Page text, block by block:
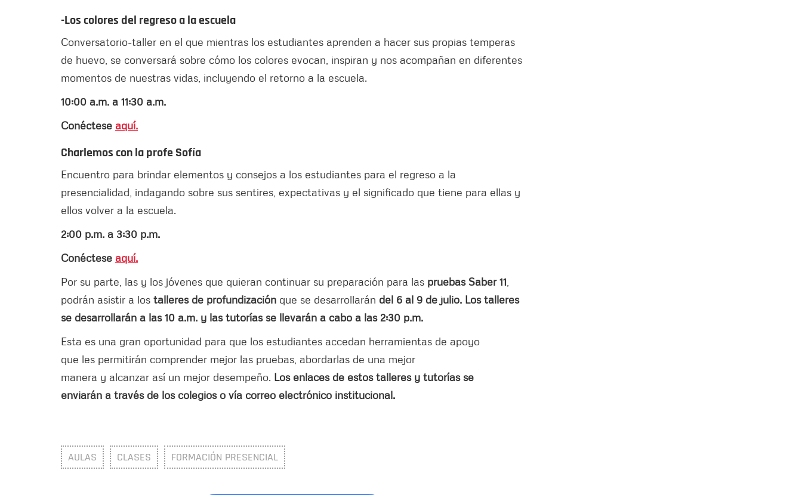
-Los colores del regreso a la escuela
Conversatorio-taller en el que mientras los estudiantes aprenden a hacer sus propias temperas
de huevo, se conversará sobre cómo los colores evocan, inspiran y nos acompañan en diferentes
momentos de nuestras vidas, incluyendo el retorno a la escuela.
10:00 a.m. a 11:30 a.m.
Conéctese aquí.
Charlemos con la profe Sofía
Encuentro para brindar elementos y consejos a los estudiantes para el regreso a la
presencialidad, indagando sobre sus sentires, expectativas y el significado que tiene para ellas y
ellos volver a la escuela.
2:00 p.m. a 3:30 p.m.
Conéctese aquí.
Por su parte, las y los jóvenes que quieran continuar su preparación para las pruebas Saber 11
podrán asistir a los talleres de profundización que se desarrollarán del 6 al 9 de julio. Los talleres
se desarrollarán a las 10 a.m. y las tutorías se llevarán a cabo a las 2:30 p.m.
Esta es una gran oportunidad para que los estudiantes accedan herramientas de apoyo
que les permitirán comprender mejor las pruebas, abordarlas de una mejor
manera y alcanzar así un mejor desempeño. Los enlaces de estos talleres y tutorías se
enviarán a través de los colegios o vía correo electrónico institucional.
AULAS CLASES FORMACIÓN PRESENCIAL